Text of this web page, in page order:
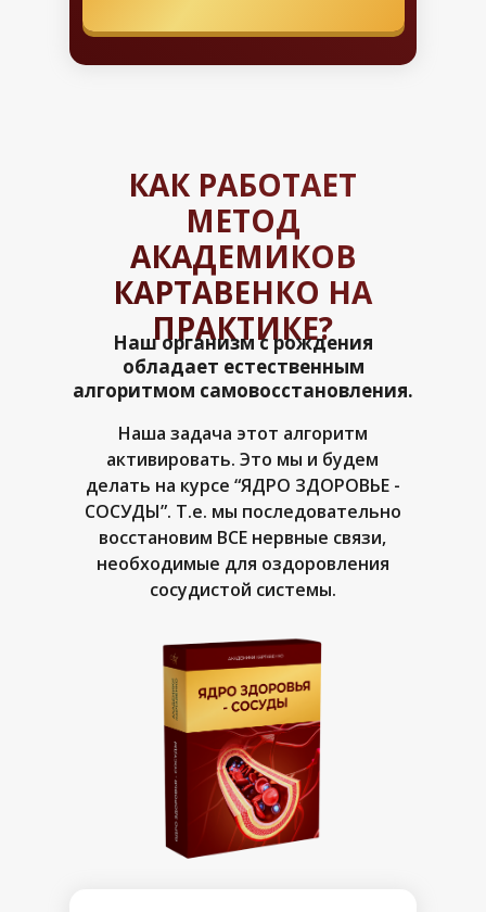
КАК РАБОТАЕТ
МЕТОД
АКАДЕМИКОВ
КАРТАВЕНКО НА
ПРАКТИКЕ?
Наш организм с рождения
обладает естественным
алгоритмом самовосстановления.
Наша задача этот алгоритм
активировать. Это мы и будем
делать на курсе “ЯДРО ЗДОРОВЬЕ -
СОСУДЫ”. Т.е. мы последовательно
восстановим ВСЕ нервные связи,
необходимые для оздоровления
сосудистой системы.